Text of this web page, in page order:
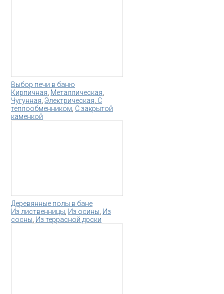
Выбор печи в баню
Кирпичная Металлическая
Чугунная Электрическая С
теплообменником С закрытой
каменкой
Деревянные полы в бане
Из лиственницы Из осины Из
сосны Из террасной доски